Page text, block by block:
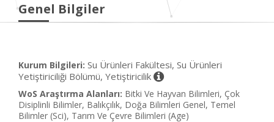
Genel Bilgiler
Kurum Bilgileri: Su Ürünleri Fakültesi, Su Ürünleri
Yetiştiriciliği Bölümü, Yetiştiricilik
WoS Araştırma Alanları: Bitki Ve Hayvan Bilimleri, Çok
Disiplinli Bilimler, Balıkçılık, Doğa Bilimleri Genel, Temel
Bilimler (Sci), Tarım Ve Çevre Bilimleri (Age)